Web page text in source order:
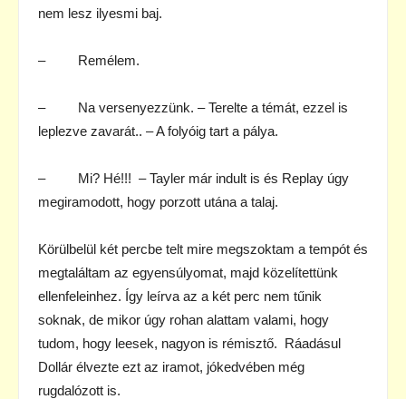
nem lesz ilyesmi baj.
– Remélem.
– Na versenyezzünk. – Terelte a témát, ezzel is
leplezve zavarát.. – A folyóig tart a pálya.
– Mi? Hé!!! – Tayler már indult is és Replay úgy
megiramodott, hogy porzott utána a talaj.
Körülbelül két percbe telt mire megszoktam a tempót és
megtaláltam az egyensúlyomat, majd közelítettünk
ellenfeleinhez. Így leírva az a két perc nem tűnik
soknak, de mikor úgy rohan alattam valami, hogy
tudom, hogy leesek, nagyon is rémisztő. Ráadásul
Dollár élvezte ezt az iramot, jókedvében még
rugdalózott is.